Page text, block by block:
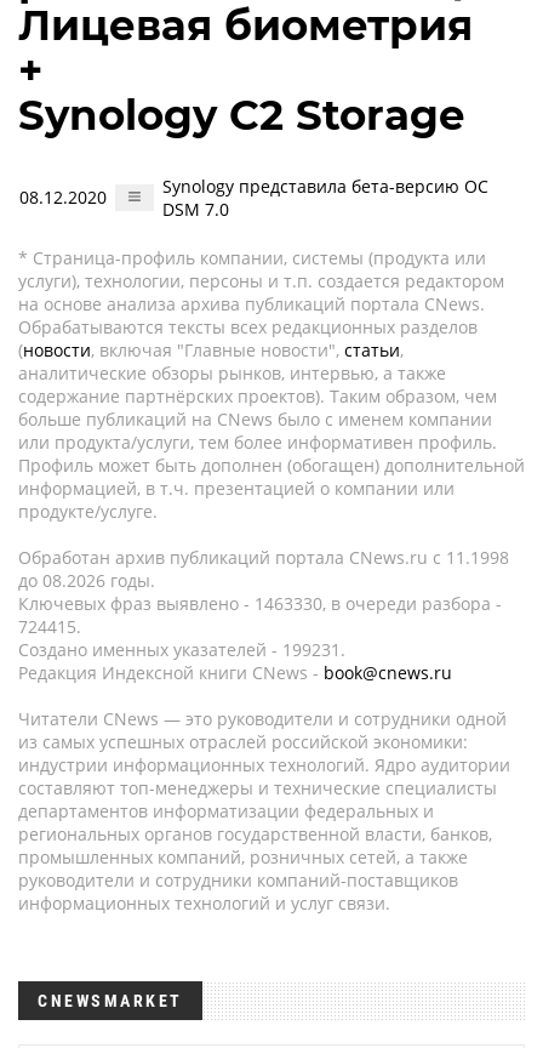
Лицевая биометрия
+
Synology C2 Storage
08.12.2020
Synology представила бета-версию ОС
DSM 7.0
* Страница-профиль компании, системы (продукта или
услуги), технологии, персоны и т.п. создается редактором
на основе анализа архива публикаций портала CNews.
Обрабатываются тексты всех редакционных разделов
(новости, включая "Главные новости", статьи,
аналитические обзоры рынков, интервью, а также
содержание партнёрских проектов). Таким образом, чем
больше публикаций на CNews было с именем компании
или продукта/услуги, тем более информативен профиль.
Профиль может быть дополнен (обогащен) дополнительной
информацией, в т.ч. презентацией о компании или
продукте/услуге.
Обработан архив публикаций портала CNews.ru c 11.1998
до 08.2026 годы.
Ключевых фраз выявлено - 1463330, в очереди разбора -
724415.
Создано именных указателей - 199231.
Редакция Индексной книги CNews - book@cnews.ru
Читатели CNews — это руководители и сотрудники одной
из самых успешных отраслей российской экономики:
индустрии информационных технологий. Ядро аудитории
составляют топ-менеджеры и технические специалисты
департаментов информатизации федеральных и
региональных органов государственной власти, банков,
промышленных компаний, розничных сетей, а также
руководители и сотрудники компаний-поставщиков
информационных технологий и услуг связи.
CNEWSMARKET